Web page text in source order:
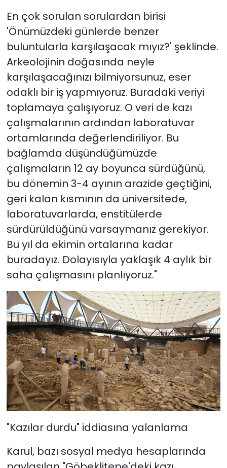
En çok sorulan sorulardan birisi
'Önümüzdeki günlerde benzer
buluntularla karşılaşacak mıyız?' şeklinde.
Arkeolojinin doğasında neyle
karşılaşacağınızı bilmiyorsunuz, eser
odaklı bir iş yapmıyoruz. Buradaki veriyi
toplamaya çalışıyoruz. O veri de kazı
çalışmalarının ardından laboratuvar
ortamlarında değerlendiriliyor. Bu
bağlamda düşündüğümüzde
çalışmaların 12 ay boyunca sürdüğünü,
bu dönemin 3-4 ayının arazide geçtiğini,
geri kalan kısmının da üniversitede,
laboratuvarlarda, enstitülerde
sürdürüldüğünü varsaymanız gerekiyor.
Bu yıl da ekimin ortalarına kadar
buradayız. Dolayısıyla yaklaşık 4 aylık bir
saha çalışmasını planlıyoruz."
"Kazılar durdu" iddiasına yalanlama
Karul, bazı sosyal medya hesaplarında